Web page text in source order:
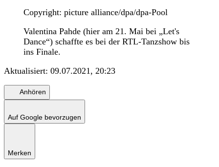
Copyright: picture alliance/dpa/dpa-Pool
Valentina Pahde (hier am 21. Mai bei „Let's
Dance“) schaffte es bei der RTL-Tanzshow bis
ins Finale.
Aktualisiert: 09.07.2021, 20:23
Anhören
Auf Google bevorzugen
Merken